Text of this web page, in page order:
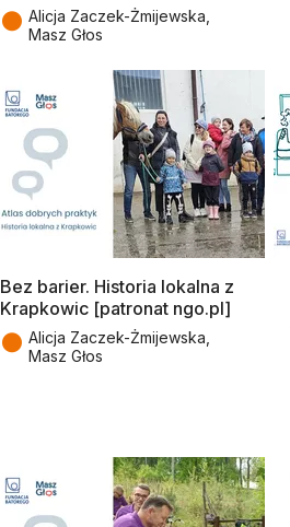
● Alicja Zaczek-Żmijewska,
Masz Głos
Bez barier. Historia lokalna z
Krapkowic [patronat ngo.pl]
● Alicja Zaczek-Żmijewska,
Masz Głos